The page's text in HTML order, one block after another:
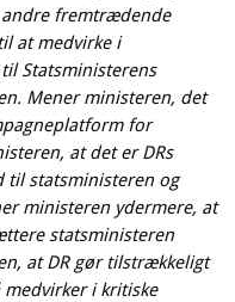
fremtrædende
at medvirke i
Statsministerens
Mener ministeren, det
for
at det er DRs
til statsministeren og
ministeren ydermere, at
statsministeren
at DR gør tilstrækkeligt
i kritiske